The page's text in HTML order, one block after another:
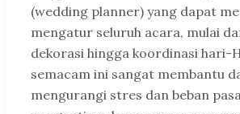
(wedding planner) yang dapat
mengatur seluruh acara, mulai
dekorasi hingga koordinasi hari-
semacam ini sangat membantu
mengurangi stres dan beban